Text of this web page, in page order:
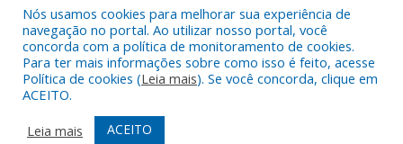
Todos os direitos reservados a Prefeitura Municipal de Cumaru
do Norte.
Mapa do Site
Acessar Área Administrativa
Nós usamos cookies para melhorar sua experiência de
navegação no portal. Ao utilizar nosso portal, você
concorda com a política de monitoramento de cookies.
Para ter mais informações sobre como isso é feito, acesse
Política de cookies (Leia mais). Se você concorda, clique em
ACEITO.
Leia mais
ACEITO